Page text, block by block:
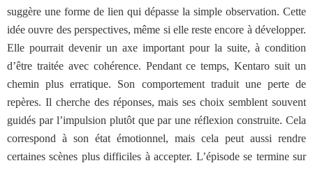
suggère une forme de lien qui dépasse la simple observation. Cette
idée ouvre des perspectives, même si elle reste encore à développer.
Elle pourrait devenir un axe important pour la suite, à condition
d’être traitée avec cohérence. Pendant ce temps, Kentaro suit un
chemin plus erratique. Son comportement traduit une perte de
repères. Il cherche des réponses, mais ses choix semblent souvent
guidés par l’impulsion plutôt que par une réflexion construite. Cela
correspond à son état émotionnel, mais cela peut aussi rendre
certaines scènes plus difficiles à accepter. L’épisode se termine sur